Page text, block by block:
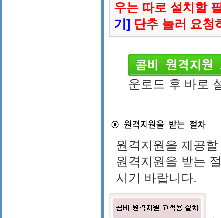
우는 따로 설치할
기] 단추 눌러 요청
운로드 후 바로
원격지원을 제공
원격지원을 받는
시기 바랍니다.